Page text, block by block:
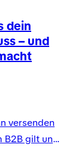
dein
– und
versenden
B2B gilt und